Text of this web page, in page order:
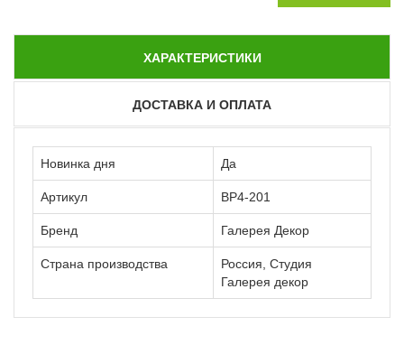
ХАРАКТЕРИСТИКИ
ДОСТАВКА И ОПЛАТА
Новинка дня Да
Артикул ВР4-201
Бренд Галерея Декор
Страна производства
Россия, Студия
Галерея декор